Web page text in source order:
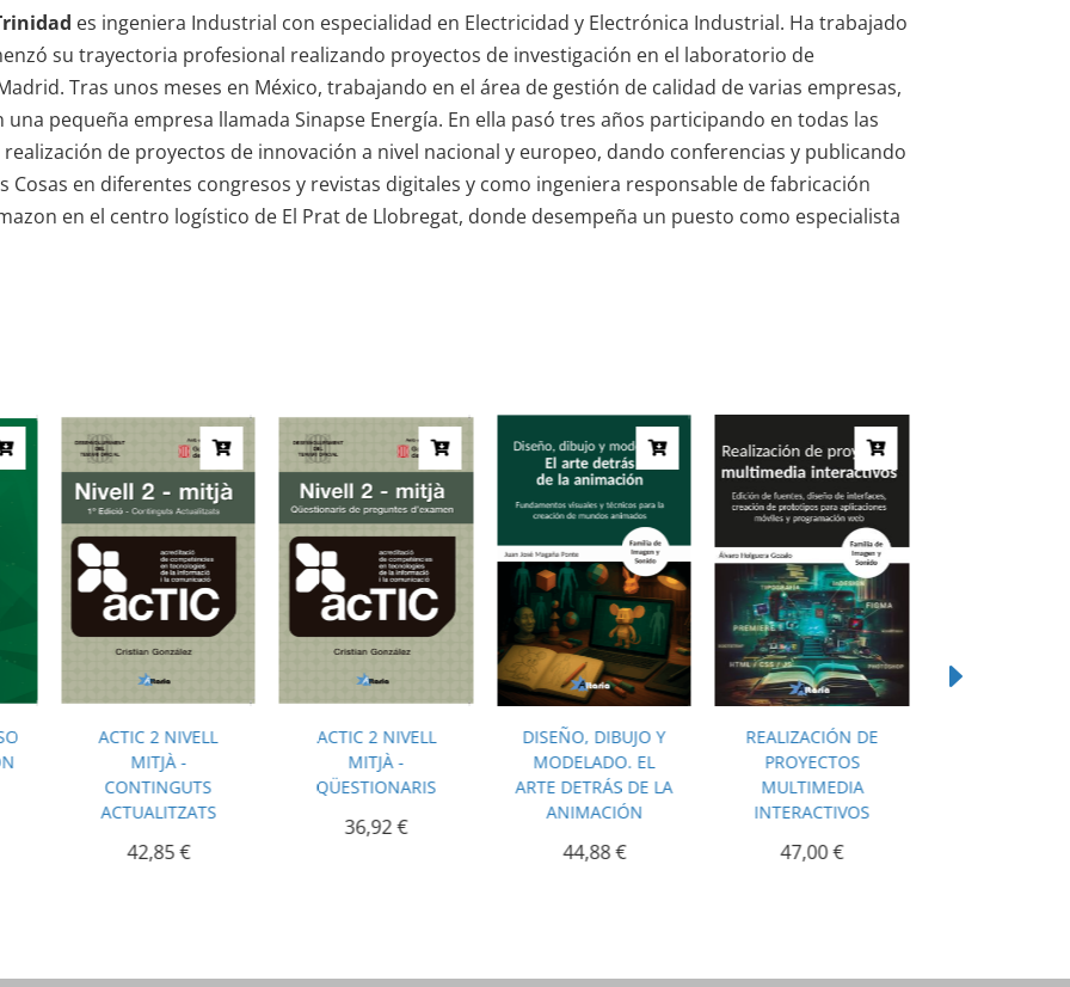
es ingeniera Industrial con especialidad en Electricidad y Electrónica Industrial. Ha trabajado
su trayectoria profesional realizando proyectos de investigación en el laboratorio de
Tras unos meses en México, trabajando en el área de gestión de calidad de varias empresas,
pequeña empresa llamada Sinapse Energía. En ella pasó tres años participando en todas las
de proyectos de innovación a nivel nacional y europeo, dando conferencias y publicando
en diferentes congresos y revistas digitales y como ingeniera responsable de fabricación
en el centro logístico de El Prat de Llobregat, donde desempeña un puesto como especialista
ACTIC 2 NIVELL
MITJÀ -
CONTINGUTS
ACTUALITZATS
42,85€
ACTIC 2 NIVELL
MITJÀ -
QÜESTIONARIS
36,92€
DISEÑO, DIBUJO Y
MODELADO. EL
ARTE DETRÁS DE LA
ANIMACIÓN
44,88€
REALIZACIÓN DE
PROYECTOS
MULTIMEDIA
INTERACTIVOS
47,00€